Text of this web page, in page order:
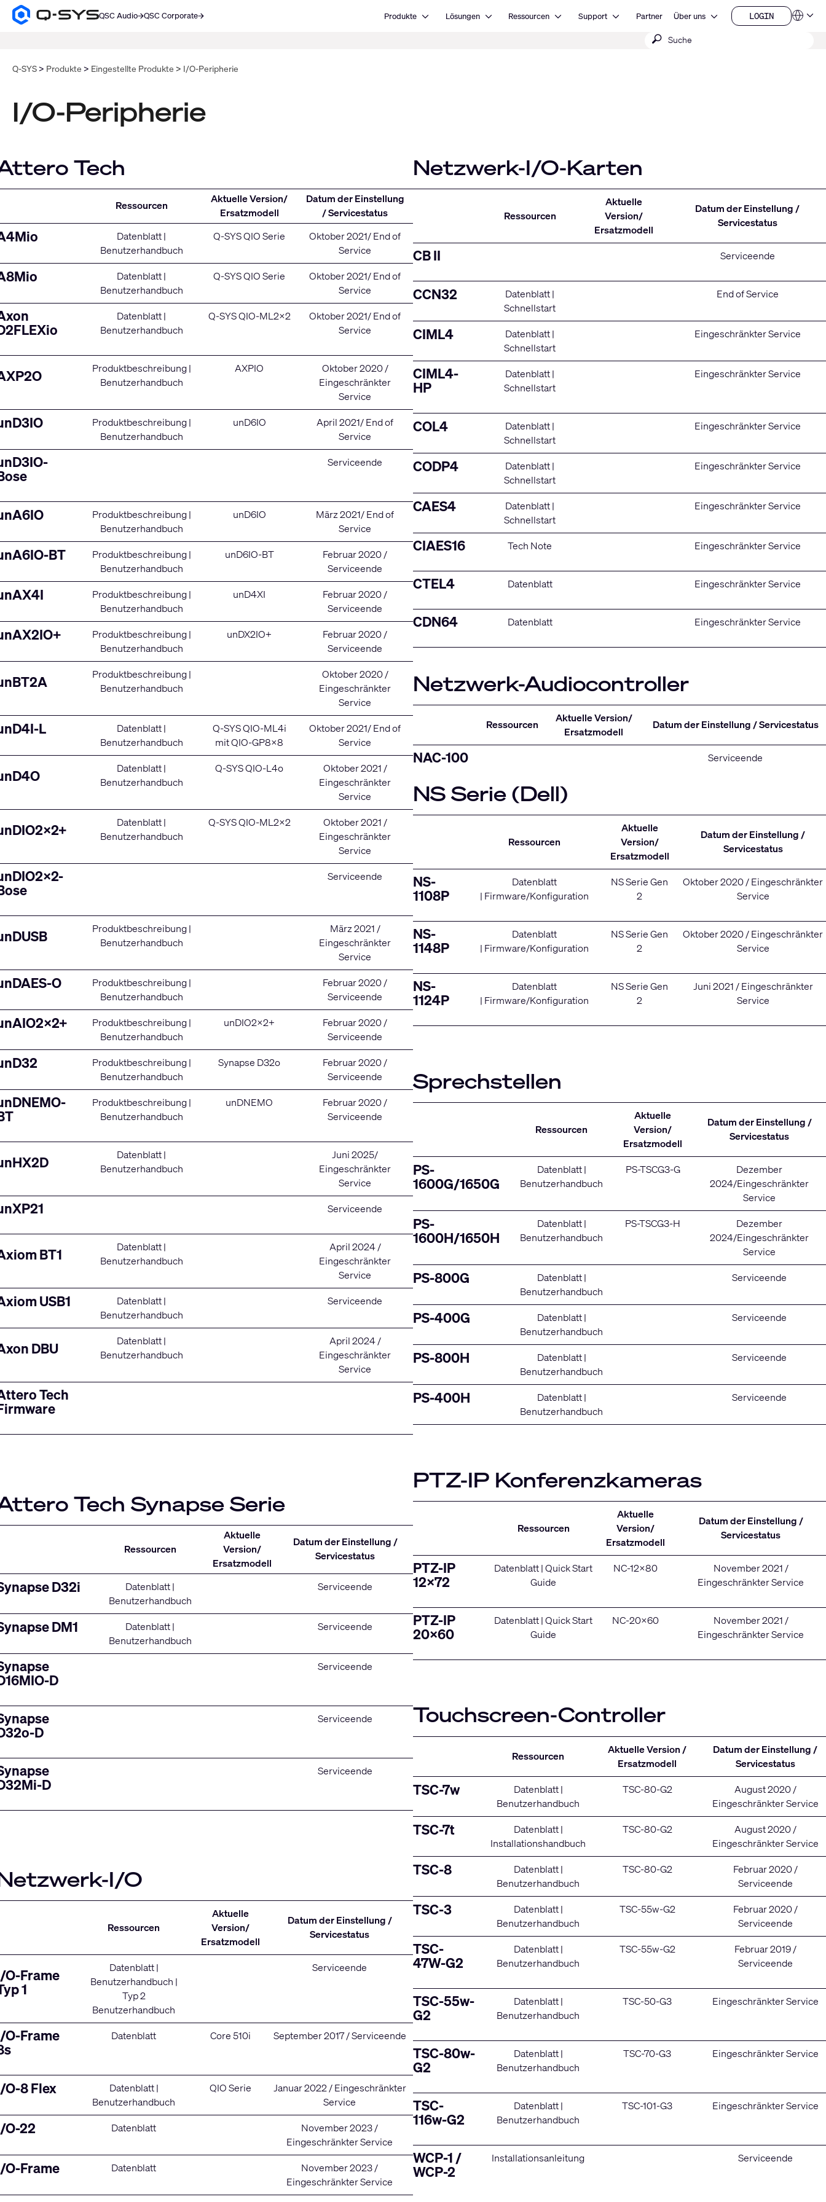
Q-
Homepage
QSC Audio QSC Corporate Produkte Open ProdukteLösungen Open LösungenRessourcen Open Ressourcen
Support Open SupportPartner Über uns Open Über uns LOGIN
LOGIN Sprachen
Suche
Q‑SYS Produkte Eingestellte Produkte I/O-Peripherie
I/O-Peripherie
Tech
Ressourcen
Aktuelle Version/
Ersatzmodell
Datum der Einstellung
/ Servicestatus
Datenblatt|
Benutzerhandbuch
Q-SYS QIO Serie
Oktober 2021/ End of
Service
Datenblatt|
Benutzerhandbuch
Q-SYS QIO Serie
Oktober 2021/ End of
Service
Datenblatt|
Benutzerhandbuch
Q-SYS QIO-ML2x2
Oktober 2021/ End of
Service
Produktbeschreibung|
Benutzerhandbuch
AXPIO
Oktober 2020 /
Eingeschränkter
Service
Produktbeschreibung|
Benutzerhandbuch
unD6IO
April 2021/ End of
Service
Serviceende
Produktbeschreibung|
Benutzerhandbuch
unD6IO
März 2021/ End of
Service
BT Produktbeschreibung|
Benutzerhandbuch
unD6IO-BT
Februar 2020 /
Serviceende
Produktbeschreibung|
Benutzerhandbuch
unD4XI
Februar 2020 /
Serviceende
Produktbeschreibung|
Benutzerhandbuch
unDX2IO+
Februar 2020 /
Serviceende
Produktbeschreibung|
Benutzerhandbuch
Oktober 2020 /
Eingeschränkter
Service
L Datenblatt|
Benutzerhandbuch
Q-SYS QIO-ML4i
mitQIO-GP8x8
Oktober 2021/ End of
Service
Datenblatt|
Benutzerhandbuch
Q-SYS QIO-L4o
Oktober 2021 /
Eingeschränkter
Service
Datenblatt|
Benutzerhandbuch
Q-SYS QIO-ML2x2
Oktober 2021 /
Eingeschränkter
Service
Serviceende
Produktbeschreibung|
Benutzerhandbuch
März 2021 /
Eingeschränkter
Service
O Produktbeschreibung|
Benutzerhandbuch
Februar 2020 /
Serviceende
Produktbeschreibung|
Benutzerhandbuch
unDIO2x2+
Februar 2020 /
Serviceende
Produktbeschreibung|
Benutzerhandbuch
Synapse D32o
Februar 2020 /
Serviceende
Produktbeschreibung|
Benutzerhandbuch
unDNEMO
Februar 2020 /
Serviceende
Datenblatt|
Benutzerhandbuch
Juni 2025/
Eingeschränkter
Service
Serviceende
BT1 Datenblatt|
Benutzerhandbuch
April 2024 /
Eingeschränkter
Service
USB1 Datenblatt|
Benutzerhandbuch
Serviceende
DBU Datenblatt|
Benutzerhandbuch
April 2024 /
Eingeschränkter
Service
Tech
Tech Synapse Serie
Ressourcen
Aktuelle
Version/
Ersatzmodell
Datum der Einstellung /
Servicestatus
D32i Datenblatt|
Benutzerhandbuch
Serviceende
DM1 Datenblatt|
Benutzerhandbuch
Serviceende
D
Serviceende
D
Serviceende
D
Serviceende
I/O
Ressourcen
Aktuelle
Version/
Ersatzmodell
Datum der Einstellung /
Servicestatus
O-Frame
1
Datenblatt|
Benutzerhandbuch |
Typ 2
Benutzerhandbuch
Serviceende
O-Frame
Datenblatt Core 510i September 2017 / Serviceende
O-8 Flex Datenblatt|
Benutzerhandbuch
QIO Serie
Januar 2022 / Eingeschränkter
Service
O-22 Datenblatt
November 2023 /
Eingeschränkter Service
O-Frame Datenblatt
November 2023 /
Eingeschränkter Service
Netzwerk-I/O-Karten
Ressourcen
Aktuelle
Version/
Ersatzmodell
Datum der Einstellung /
Servicestatus
CB II Serviceende
CCN32 Datenblatt|
Schnellstart
End of Service
CIML4 Datenblatt|
Schnellstart
Eingeschränkter Service
CIML4-
HP
Datenblatt|
Schnellstart
Eingeschränkter Service
COL4 Datenblatt|
Schnellstart
Eingeschränkter Service
CODP4 Datenblatt|
Schnellstart
Eingeschränkter Service
CAES4 Datenblatt|
Schnellstart
Eingeschränkter Service
CIAES16 Tech Note Eingeschränkter Service
CTEL4 Datenblatt Eingeschränkter Service
CDN64 Datenblatt Eingeschränkter Service
Netzwerk-Audiocontroller
Ressourcen
Aktuelle Version/
Ersatzmodell
Datum der Einstellung / Servicestatus
NAC-100 Serviceende
NS Serie (Dell)
Ressourcen
Aktuelle
Version/
Ersatzmodell
Datum der Einstellung /
Servicestatus
NS-
1108P
Datenblatt
| Firmware/Konfiguration
NS Serie Gen
2
Oktober 2020 / Eingeschränkter
Service
NS-
1148P
Datenblatt
| Firmware/Konfiguration
NS Serie Gen
2
Oktober 2020 / Eingeschränkter
Service
NS-
1124P
Datenblatt
| Firmware/Konfiguration
NS Serie Gen
2
Juni 2021 / Eingeschränkter
Service
Sprechstellen
Ressourcen
Aktuelle
Version/
Ersatzmodell
Datum der Einstellung /
Servicestatus
PS-
1600G/1650G
Datenblatt|
Benutzerhandbuch
PS-TSCG3-G
Dezember
2024/Eingeschränkter
Service
PS-
1600H/1650H
Datenblatt|
Benutzerhandbuch
PS-TSCG3-H
Dezember
2024/Eingeschränkter
Service
PS-800G Datenblatt|
Benutzerhandbuch
Serviceende
PS-400G Datenblatt|
Benutzerhandbuch
Serviceende
PS-800H Datenblatt|
Benutzerhandbuch
Serviceende
PS-400H Datenblatt|
Benutzerhandbuch
Serviceende
PTZ-IP Konferenzkameras
Ressourcen
Aktuelle
Version/
Ersatzmodell
Datum der Einstellung /
Servicestatus
PTZ-IP
12x72
Datenblatt|Quick Start
Guide
NC-12x80
November 2021 /
Eingeschränkter Service
PTZ-IP
20x60
Datenblatt|Quick Start
Guide
NC-20x60
November 2021 /
Eingeschränkter Service
Touchscreen-Controller
Ressourcen
Aktuelle Version /
Ersatzmodell
Datum der Einstellung /
Servicestatus
TSC-7w Datenblatt|
Benutzerhandbuch
TSC-80-G2
August 2020 /
Eingeschränkter Service
TSC-7t Datenblatt|
Installationshandbuch
TSC-80-G2
August 2020 /
Eingeschränkter Service
TSC-8 Datenblatt|
Benutzerhandbuch
TSC-80-G2
Februar 2020 /
Serviceende
TSC-3 Datenblatt|
Benutzerhandbuch
TSC-55w-G2
Februar 2020 /
Serviceende
TSC-
47W-G2
Datenblatt|
Benutzerhandbuch
TSC-55w-G2
Februar 2019 /
Serviceende
TSC-55w-
G2
Datenblatt|
Benutzerhandbuch
TSC-50-G3 Eingeschränkter Service
TSC-80w-
G2
Datenblatt|
Benutzerhandbuch
TSC-70-G3 Eingeschränkter Service
TSC-
116w-G2
Datenblatt|
Benutzerhandbuch
TSC-101-G3 Eingeschränkter Service
WCP-1 /
WCP-2
Installationsanleitung Serviceende